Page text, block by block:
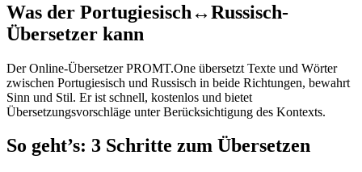
Was der Portugiesisch↔Russisch-
Übersetzer kann
Der Online-Übersetzer PROMT.One übersetzt Texte und Wörter
zwischen Portugiesisch und Russisch in beide Richtungen, bewahrt
Sinn und Stil. Er ist schnell, kostenlos und bietet
Übersetzungsvorschläge unter Berücksichtigung des Kontexts.
So geht’s: 3 Schritte zum Übersetzen